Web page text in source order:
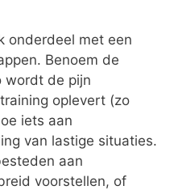
onderdeel met een
Benoem de
wordt de pijn
oplevert (zo
iets aan
van lastige situaties.
aan
voorstellen, of